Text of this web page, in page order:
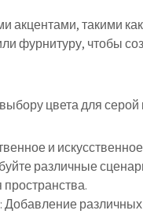
такими
фурнитуру, чтобы
цвета для серой
и
различные
различных